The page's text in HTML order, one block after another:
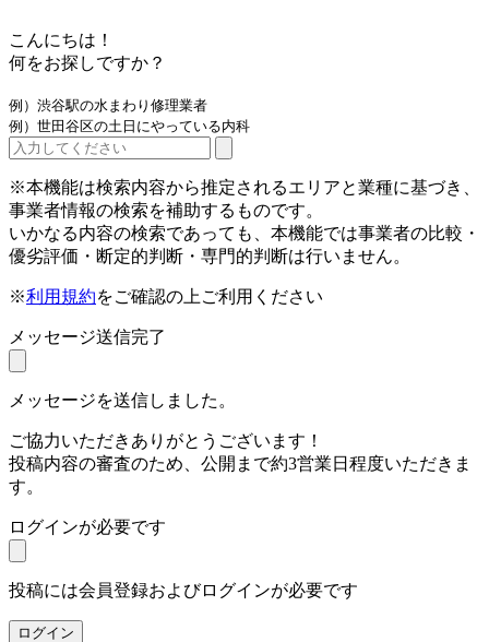
こんにちは！
何をお探しですか？
例）渋谷駅の水まわり修理業者
例）世田谷区の土日にやっている内科
※本機能は検索内容から推定されるエリアと業種に基づき、
事業者情報の検索を補助するものです。
いかなる内容の検索であっても、本機能では事業者の比較・
優劣評価・断定的判断・専門的判断は行いません。
※利用規約をご確認の上ご利用ください
メッセージ送信完了
メッセージを送信しました。
ご協力いただきありがとうございます！
投稿内容の審査のため、公開まで約3営業日程度いただきま
す。
ログインが必要です
投稿には会員登録およびログインが必要です
ログイン